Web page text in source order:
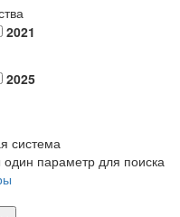
2021
2025
система
параметр для поиска